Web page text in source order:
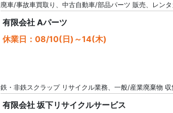
廃車/事故車買取り、中古自動車/部品パーツ 販売、レン
有限会社 Aパーツ
休業日：08/10(日)～14(木)
鉄・非鉄スクラップ リサイクル業務、一般/産業廃棄物
有限会社 坂下リサイクルサービス